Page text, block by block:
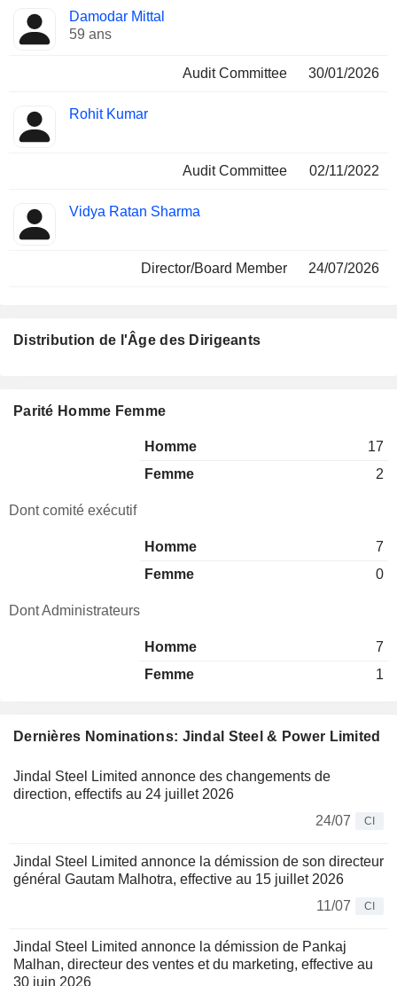
Damodar Mittal
59 ans
Audit Committee 30/01/2026
Rohit Kumar
Audit Committee 02/11/2022
Vidya Ratan Sharma
Director/Board Member 24/07/2026
Dernières Nominations: Jindal Steel & Power Limited
Jindal Steel Limited annonce des changements de
direction, effectifs au 24 juillet 2026
24/07
CI
Jindal Steel Limited annonce la démission de son directeur
général Gautam Malhotra, effective au 15 juillet 2026
11/07
CI
Jindal Steel Limited annonce la démission de Pankaj
Malhan, directeur des ventes et du marketing, effective au
30 juin 2026
Distribution de l'Âge des Dirigeants
Parité Homme Femme
Homme
17
Femme
2
Dont comité exécutif
Homme
7
Femme
0
Dont Administrateurs
Homme
7
Femme
1